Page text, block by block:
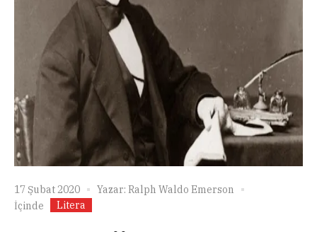
17 Şubat 2020 Yazar: Ralph Waldo Emerson
İçinde
Litera